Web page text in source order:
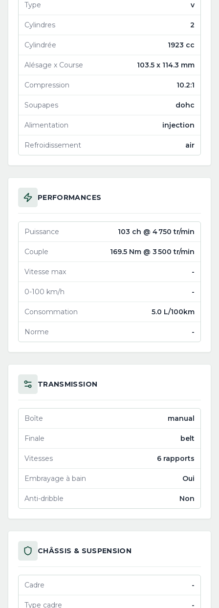
Type v
Cylindres 2
Cylindrée 1923 cc
Alésage x Course 103.5 x 114.3 mm
Compression 10.2:1
Soupapes dohc
Alimentation injection
Refroidissement air
PERFORMANCES
Puissance 103 ch @ 4 750 tr/min
Couple 169.5 Nm @ 3 500 tr/min
Vitesse max -
0-100 km/h -
Consommation 5.0 L/100km
Norme -
TRANSMISSION
Boîte manual
Finale belt
Vitesses 6 rapports
Embrayage à bain Oui
Anti-dribble Non
CHÂSSIS & SUSPENSION
Cadre -
Type cadre -